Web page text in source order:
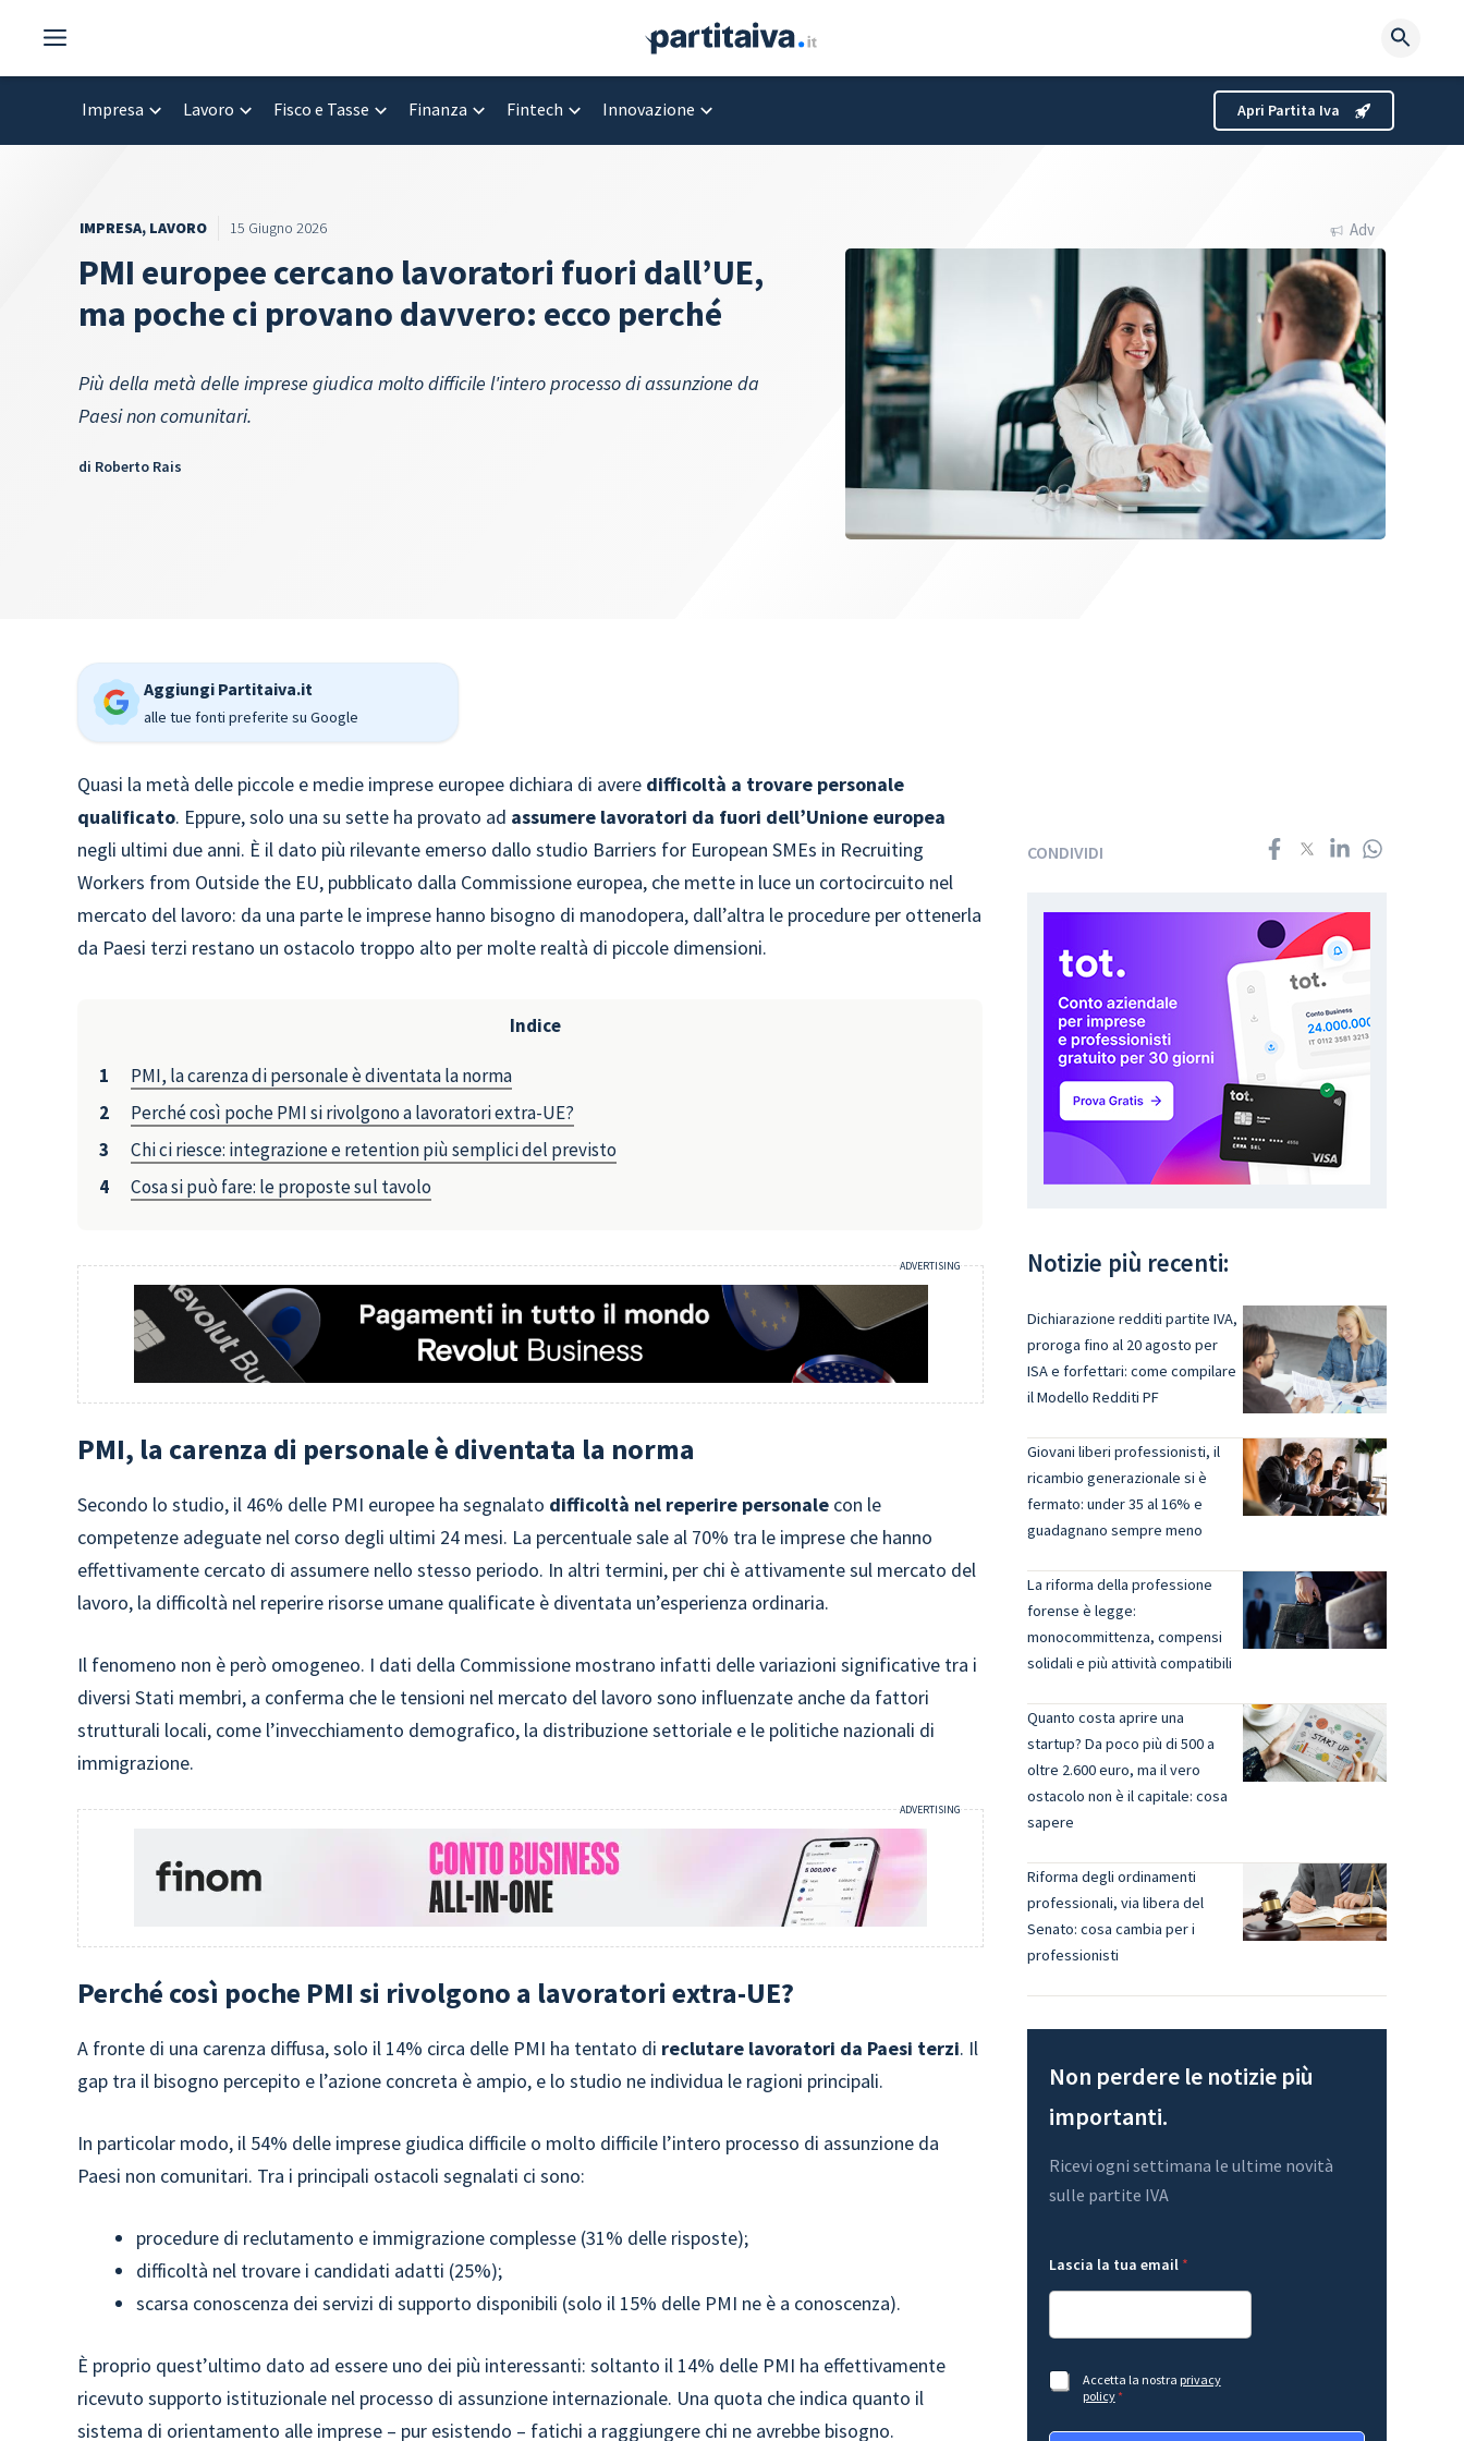
contenuto
Impresa Lavoro Fisco e Tasse Finanza Fintech Innovazione Apri Partita Iva
IMPRESA, LAVORO 15 Giugno 2026
PMI europee cercano lavoratori fuori dall’UE,
ma poche ci provano davvero: ecco perché
Più della metà delle imprese giudica molto difficile l'intero processo di assunzione da
Paesi non comunitari.
di Roberto Rais
Adv
Aggiungi Partitaiva.it
alle tue fonti preferite su Google
Quasi la metà delle piccole e medie imprese europee dichiara di avere difficoltà a trovare personale
qualificato. Eppure, solo una su sette ha provato ad assumere lavoratori da fuori dell’Unione europea
negli ultimi due anni. È il dato più rilevante emerso dallo studio Barriers for European SMEs in Recruiting
Workers from Outside the EU, pubblicato dalla Commissione europea, che mette in luce un cortocircuito nel
mercato del lavoro: da una parte le imprese hanno bisogno di manodopera, dall’altra le procedure per ottenerla
da Paesi terzi restano un ostacolo troppo alto per molte realtà di piccole dimensioni.
Indice
PMI, la carenza di personale è diventata la norma
Perché così poche PMI si rivolgono a lavoratori extra-UE?
Chi ci riesce: integrazione e retention più semplici del previsto
Cosa si può fare: le proposte sul tavolo
PMI, la carenza di personale è diventata la norma
Secondo lo studio, il 46% delle PMI europee ha segnalato difficoltà nel reperire personale con le
competenze adeguate nel corso degli ultimi 24 mesi. La percentuale sale al 70% tra le imprese che hanno
effettivamente cercato di assumere nello stesso periodo. In altri termini, per chi è attivamente sul mercato del
lavoro, la difficoltà nel reperire risorse umane qualificate è diventata un’esperienza ordinaria.
Il fenomeno non è però omogeneo. I dati della Commissione mostrano infatti delle variazioni significative tra i
diversi Stati membri, a conferma che le tensioni nel mercato del lavoro sono influenzate anche da fattori
strutturali locali, come l’invecchiamento demografico, la distribuzione settoriale e le politiche nazionali di
immigrazione.
Perché così poche PMI si rivolgono a lavoratori extra-UE?
A fronte di una carenza diffusa, solo il 14% circa delle PMI ha tentato di reclutare lavoratori da Paesi terzi. Il
gap tra il bisogno percepito e l’azione concreta è ampio, e lo studio ne individua le ragioni principali.
In particolar modo, il 54% delle imprese giudica difficile o molto difficile l’intero processo di assunzione da
Paesi non comunitari. Tra i principali ostacoli segnalati ci sono:
procedure di reclutamento e immigrazione complesse (31% delle risposte);
difficoltà nel trovare i candidati adatti (25%);
scarsa conoscenza dei servizi di supporto disponibili (solo il 15% delle PMI ne è a conoscenza).
È proprio quest’ultimo dato ad essere uno dei più interessanti: soltanto il 14% delle PMI ha effettivamente
ricevuto supporto istituzionale nel processo di assunzione internazionale. Una quota che indica quanto il
sistema di orientamento alle imprese – pur esistendo – fatichi a raggiungere chi ne avrebbe bisogno.
CONDIVIDI
Notizie più recenti:
Dichiarazione redditi partite IVA,
proroga fino al 20 agosto per
ISA e forfettari: come compilare
il Modello Redditi PF
Giovani liberi professionisti, il
ricambio generazionale si è
fermato: under 35 al 16% e
guadagnano sempre meno
La riforma della professione
forense è legge:
monocommittenza, compensi
solidali e più attività compatibili
Quanto costa aprire una
startup? Da poco più di 500 a
oltre 2.600 euro, ma il vero
ostacolo non è il capitale: cosa
sapere
Riforma degli ordinamenti
professionali, via libera del
Senato: cosa cambia per i
professionisti
Non perdere le notizie più
importanti.
Ricevi ogni settimana le ultime novità
sulle partite IVA
A
t
a
z
o
m
L
y
o
t
Lascia la tua email *
A
c
e
Accetta la nostra privacy
policy*